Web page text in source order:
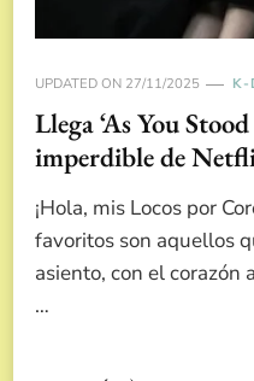
UPDATED ON 27/11/2025 K-
Llega ‘As You
imperdible de
¡Hola, mis Locos por
favoritos son aquellos
asiento, con el corazón
…